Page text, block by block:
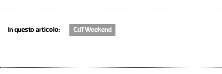
In questo articolo: CdTWeekend